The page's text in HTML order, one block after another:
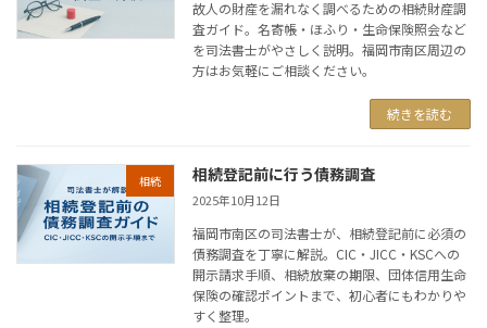
故人の財産を漏れなく調べるための相続財産調
査ガイド。名寄帳・ほふり・生命保険照会など
を司法書士がやさしく説明。福岡市南区周辺の
方はお気軽にご相談ください。
続きを読む
相続 相続登記前に行う債務調査
2025年10月12日
福岡市南区の司法書士が、相続登記前に必須の
債務調査を丁寧に解説。CIC・JICC・KSCへの
開示請求手順、相続放棄の期限、団体信用生命
保険の確認ポイントまで、初心者にもわかりや
すく整理。